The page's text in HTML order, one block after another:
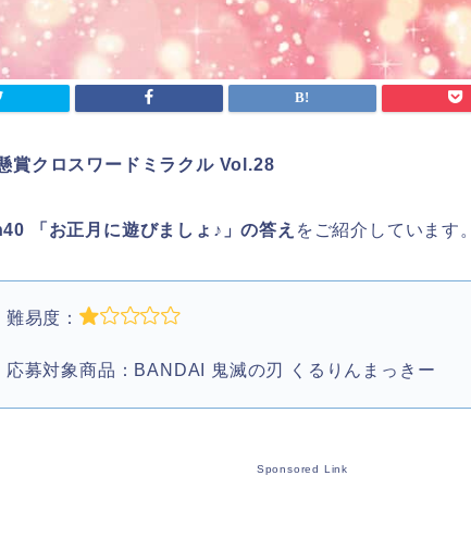
賞クロスワードミラクル Vol.28
「お正月に遊びましょ♪」の答え をご紹介しています。
難易度：
応募対象商品：BANDAI 鬼滅の刃 くるりんまっきー
Sponsored Link